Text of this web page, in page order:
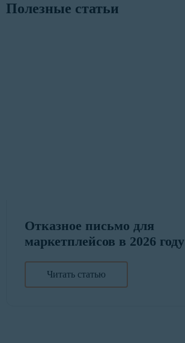
Полезные статьи
Отказное письмо для
маркетплейсов в 2026 году
Читать статью